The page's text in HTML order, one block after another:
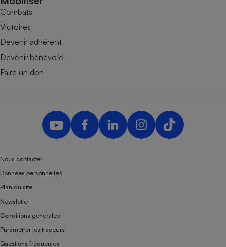
Combats
Victoires
Devenir adhérent
Devenir bénévole
Faire un don
Nous contacter
Données personnelles
Plan du site
Newsletter
Conditions générales
Paramétrer les traceurs
Questions fréquentes